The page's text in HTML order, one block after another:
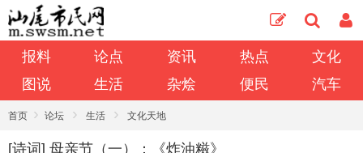
报料 论点 资讯 热点
文化
图说
生活 杂烩 便民 汽车
首页 › 论坛 › 生活 › 文化天地
[诗词] 母亲节（一）：《炸油糍》